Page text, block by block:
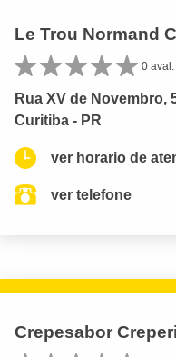
Le Trou Normand
0 aval.
Rua XV de Novembro,
Curitiba - PR
ver horario de
ver telefone
Crepesabor